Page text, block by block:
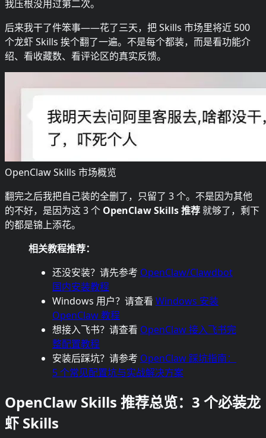
我压根没用过第二次。
后来我干了件笨事——花了三天，把 Skills 市场里将近 500
个龙虾 Skills 挨个翻了一遍。不是每个都装，而是看功能介
绍、看收藏数、看评论区的真实反馈。
OpenClaw Skills 市场概览
翻完之后我把自己装的全删了，只留了 3 个。不是因为其他
的不好，是因为这 3 个 OpenClaw Skills 推荐就够了，剩下
的都是锦上添花。
相关教程推荐：
还没安装？请先参考 OpenClaw/Clawdbot
国内安装教程
Windows 用户？请查看 Windows 安装
OpenClaw 教程
想接入飞书？请查看 OpenClaw 接入飞书完
整配置教程
安装后踩坑？请参考 OpenClaw 踩坑指南：
5 个常见配置坑与实战解决方案
OpenClaw Skills 推荐总览：3 个必装龙
虾 Skills